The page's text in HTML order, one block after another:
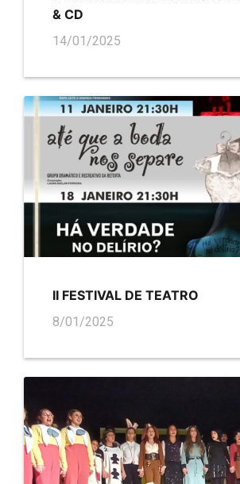
& CD
14/01/2025
II FESTIVAL DE TEATRO
8/01/2025